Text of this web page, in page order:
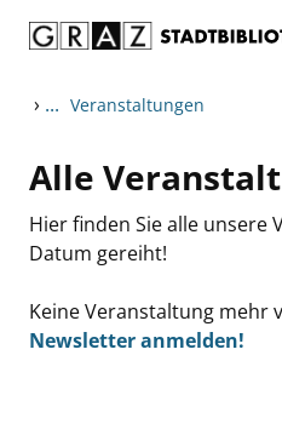
› ... Veranstaltungen
Alle
Hier finden Sie alle unsere
Datum gereiht!
Keine Veranstaltung mehr
Newsletter anmelden!